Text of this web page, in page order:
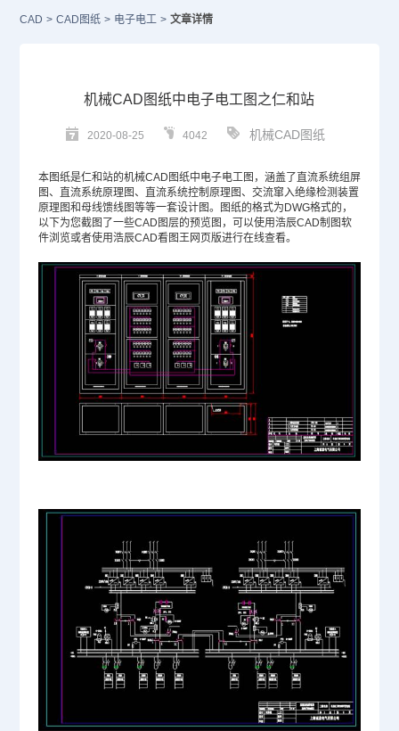
CAD > CAD图纸 > 电子电工 > 文章详情
机械CAD图纸中电子电工图之仁和站
2020-08-25 4042 机械CAD图纸
本图纸是仁和站的机械CAD 图纸中电子电工图，涵盖了直流系统组屏
图、直流系统原理图、直流系统控制原理图、交流窜入绝缘检测装置
原理图和母线馈线图等等一套设计图。图纸的格式为 DWG格式的，
以下为您截图了一些CAD图层的预览图，可以使用浩辰CAD制图软
件浏览或者使用浩辰CAD看图王网页版进行在线查看。